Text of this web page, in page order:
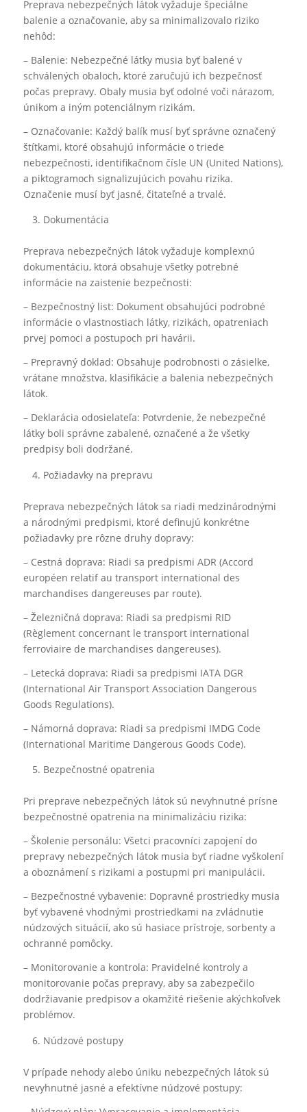
Preprava nebezpečných látok vyžaduje špeciálne
balenie a označovanie, aby sa minimalizovalo riziko
nehôd:
– Balenie: Nebezpečné látky musia byť balené v
schválených obaloch, ktoré zaručujú ich bezpečnosť
počas prepravy. Obaly musia byť odolné voči nárazom,
únikom a iným potenciálnym rizikám.
– Označovanie: Každý balík musí byť správne označený
štítkami, ktoré obsahujú informácie o triede
nebezpečnosti, identifikačnom čísle UN (United Nations),
a piktogramoch signalizujúcich povahu rizika.
Označenie musí byť jasné, čitateľné a trvalé.
Dokumentácia
Preprava nebezpečných látok vyžaduje komplexnú
dokumentáciu, ktorá obsahuje všetky potrebné
informácie na zaistenie bezpečnosti:
– Bezpečnostný list: Dokument obsahujúci podrobné
informácie o vlastnostiach látky, rizikách, opatreniach
prvej pomoci a postupoch pri havárii.
– Prepravný doklad: Obsahuje podrobnosti o zásielke,
vrátane množstva, klasifikácie a balenia nebezpečných
látok.
– Deklarácia odosielateľa: Potvrdenie, že nebezpečné
látky boli správne zabalené, označené a že všetky
predpisy boli dodržané.
Požiadavky na prepravu
Preprava nebezpečných látok sa riadi medzinárodnými
a národnými predpismi, ktoré definujú konkrétne
požiadavky pre rôzne druhy dopravy:
– Cestná doprava: Riadi sa predpismi ADR (Accord
européen relatif au transport international des
marchandises dangereuses par route).
– Železničná doprava: Riadi sa predpismi RID
(Règlement concernant le transport international
ferroviaire de marchandises dangereuses).
– Letecká doprava: Riadi sa predpismi IATA DGR
(International Air Transport Association Dangerous
Goods Regulations).
– Námorná doprava: Riadi sa predpismi IMDG Code
(International Maritime Dangerous Goods Code).
Bezpečnostné opatrenia
Pri preprave nebezpečných látok sú nevyhnutné prísne
bezpečnostné opatrenia na minimalizáciu rizika:
– Školenie personálu: Všetci pracovníci zapojení do
prepravy nebezpečných látok musia byť riadne vyškolení
a oboznámení s rizikami a postupmi pri manipulácii.
– Bezpečnostné vybavenie: Dopravné prostriedky musia
byť vybavené vhodnými prostriedkami na zvládnutie
núdzových situácií, ako sú hasiace prístroje, sorbenty a
ochranné pomôcky.
– Monitorovanie a kontrola: Pravidelné kontroly a
monitorovanie počas prepravy, aby sa zabezpečilo
dodržiavanie predpisov a okamžité riešenie akýchkoľvek
problémov.
Núdzové postupy
V prípade nehody alebo úniku nebezpečných látok sú
nevyhnutné jasné a efektívne núdzové postupy: